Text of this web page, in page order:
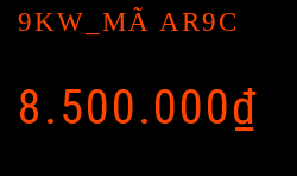
9KW_MÃ AR9C
8.500.000₫